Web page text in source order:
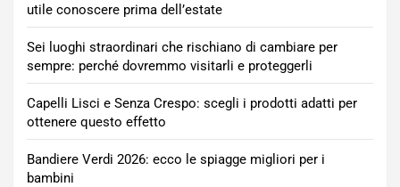
utile conoscere prima dell’estate
Sei luoghi straordinari che rischiano di cambiare per
sempre: perché dovremmo visitarli e proteggerli
Capelli Lisci e Senza Crespo: scegli i prodotti adatti per
ottenere questo effetto
Bandiere Verdi 2026: ecco le spiagge migliori per i
bambini